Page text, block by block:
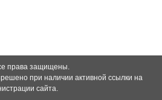
права защищены.
при наличии активной ссылки на
сайта.